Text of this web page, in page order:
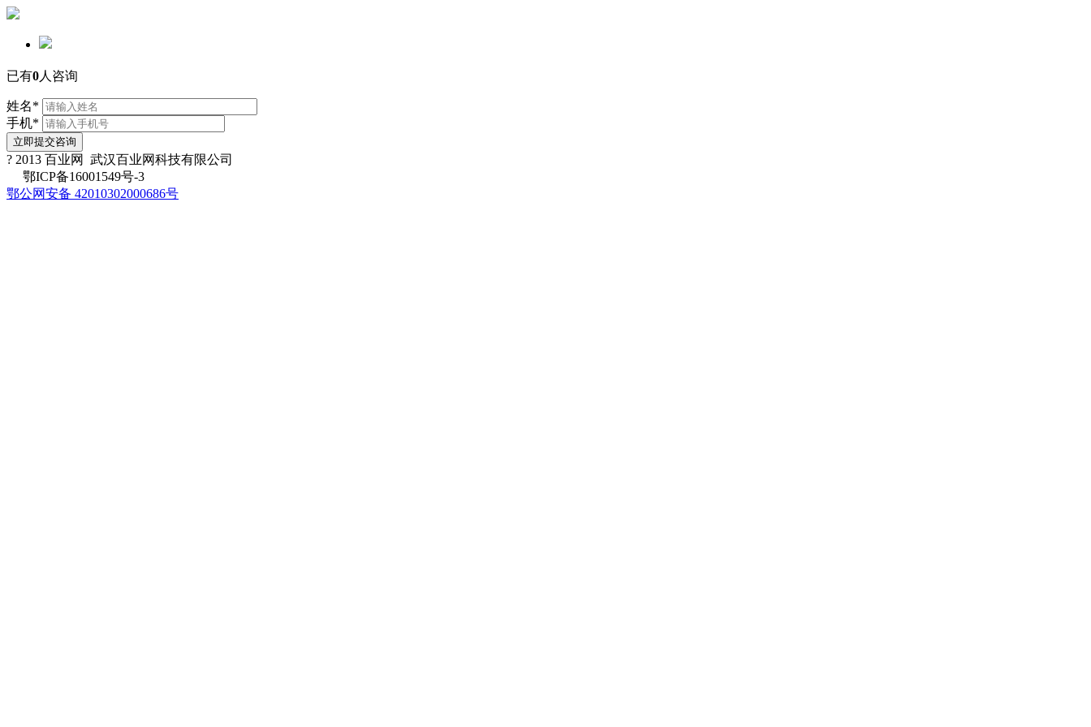
已有0人咨询
姓名*
手机*
立即提交咨询
? 2013 百业网 武汉百业网科技有限公司
鄂ICP备16001549号-3
鄂公网安备 42010302000686号